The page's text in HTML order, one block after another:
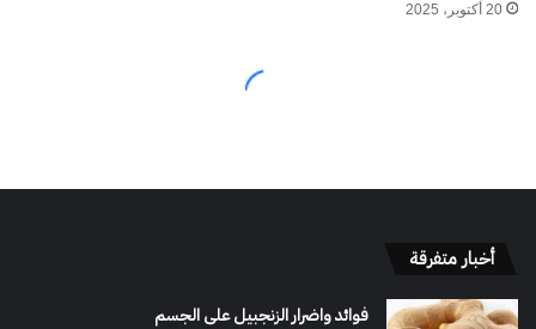
أخبار متفرقة
فوائد واضرار الزنجبيل على الجسم